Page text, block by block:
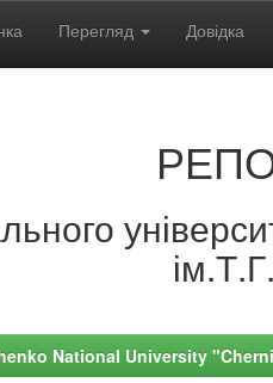
Перегляд Довідка
National University